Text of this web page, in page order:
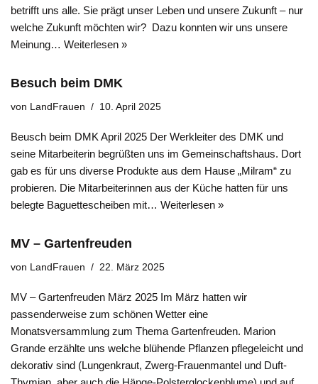
betrifft uns alle. Sie prägt unser Leben und unsere Zukunft – nur
welche Zukunft möchten wir? Dazu konnten wir uns unsere
Meinung… Weiterlesen »
Besuch beim DMK
von LandFrauen 10. April 2025
Beusch beim DMK April 2025 Der Werkleiter des DMK und
seine Mitarbeiterin begrüßten uns im Gemeinschaftshaus. Dort
gab es für uns diverse Produkte aus dem Hause „Milram“ zu
probieren. Die Mitarbeiterinnen aus der Küche hatten für uns
belegte Baguettescheiben mit… Weiterlesen »
MV – Gartenfreuden
von LandFrauen 22. März 2025
MV – Gartenfreuden März 2025 Im März hatten wir
passenderweise zum schönen Wetter eine
Monatsversammlung zum Thema Gartenfreuden. Marion
Grande erzählte uns welche blühende Pflanzen pflegeleicht und
dekorativ sind (Lungenkraut, Zwerg-Frauenmantel und Duft-